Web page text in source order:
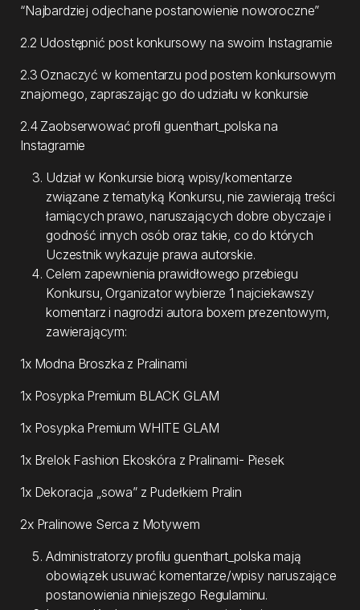
“Najbardziej odjechane postanowienie noworoczne”
2.2 Udostępnić post konkursowy na swoim Instagramie
2.3 Oznaczyć w komentarzu pod postem konkursowym
znajomego, zapraszając go do udziału w konkursie
2.4 Zaobserwować profil guenthart_polska na
Instagramie
Udział w Konkursie biorą wpisy/komentarze
związane z tematyką Konkursu, nie zawierają treści
łamiących prawo, naruszających dobre obyczaje i
godność innych osób oraz takie, co do których
Uczestnik wykazuje prawa autorskie.
Celem zapewnienia prawidłowego przebiegu
Konkursu, Organizator wybierze 1 najciekawszy
komentarz i nagrodzi autora boxem prezentowym,
zawierającym:
1x Modna Broszka z Pralinami
1x Posypka Premium BLACK GLAM
1x Posypka Premium WHITE GLAM
1x Brelok Fashion Ekoskóra z Pralinami- Piesek
1x Dekoracja „sowa” z Pudełkiem Pralin
2x Pralinowe Serca z Motywem
Administratorzy profilu guenthart_polska mają
obowiązek usuwać komentarze/wpisy naruszające
postanowienia niniejszego Regulaminu.